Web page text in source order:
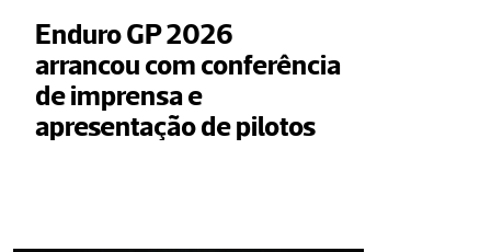
Enduro GP 2026
arrancou com conferência
de imprensa e